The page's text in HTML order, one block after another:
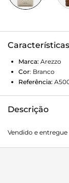
Características
Marca: Arezzo
Cor: Branco
Referência:
Descrição
formato
em matelassê
metálica dupla
Vendido e